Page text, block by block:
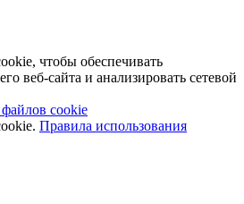
чтобы обеспечивать
веб-сайта и анализировать сетевой
cookie
Правила использования